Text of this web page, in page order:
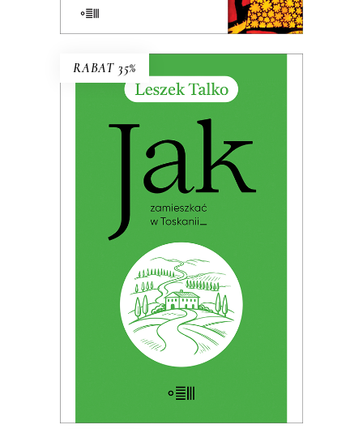
E-BOOK DO KOSZYKA
RABAT 35%
E-BOOK DO KOSZYKA
JAK ZAMIESZKAĆ W TOSKANII
Premiera: 19 maja 2026
zł 32.49
KSIĄŻKA DO KOSZYKA